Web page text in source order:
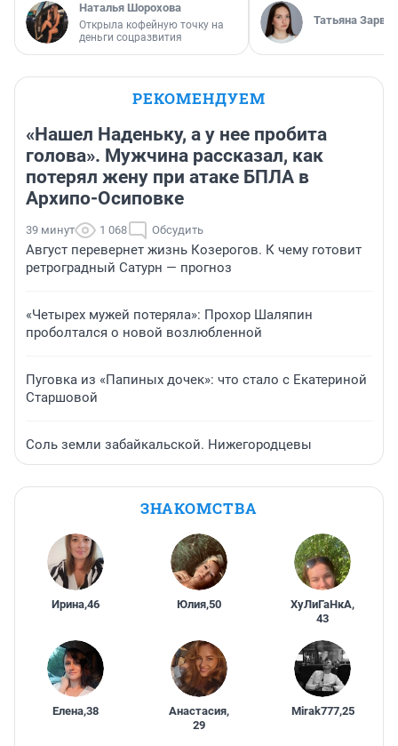
Наталья Шорохова
Открыла кофейную точку на
деньги соцразвития
Татьяна Зарва
РЕКОМЕНДУЕМ
«Нашел Наденьку, а у нее пробита
голова». Мужчина рассказал, как
потерял жену при атаке БПЛА в
Архипо-Осиповке
39 минут 1 068 Обсудить
Август перевернет жизнь Козерогов. К чему готовит
ретроградный Сатурн — прогноз
«Четырех мужей потеряла»: Прохор Шаляпин
проболтался о новой возлюбленной
Пуговка из «Папиных дочек»: что стало с Екатериной
Старшовой
Соль земли забайкальской. Нижегородцевы
ЗНАКОМСТВА
Ирина,46 Юлия,50 ХуЛиГаНкА,
43
Елена,38 Анастасия,
29
Mirak777,25